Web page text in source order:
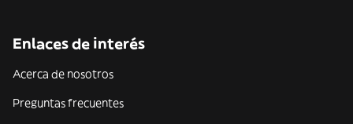
Enlaces de interés
Acerca de nosotros
Preguntas frecuentes